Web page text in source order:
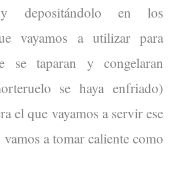
depositándolo en los
vayamos a utilizar para
se taparan y congelaran
se haya enfriado)
el que vayamos a servir ese
a tomar caliente como